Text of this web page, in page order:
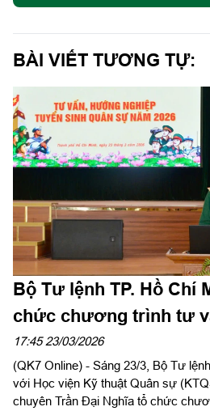
BÀI VIẾT TƯƠNG TỰ:
Bộ Tư lệnh TP. Hồ Chí
chức chương trình tư
nghiệp tuyển sinh quân
17:45 23/03/2026
(QK7 Online) - Sáng 23/3, Bộ Tư
với Học viện Kỹ thuật Quân sự
chuyên Trần Đại Nghĩa tổ chức